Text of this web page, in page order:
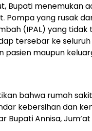
Bupati menemukan
Pompa yang rusak
(IPAL) yang
tersebar ke
pasien maupun
bahwa rumah
kebersihan dan
Bupati Annisa,